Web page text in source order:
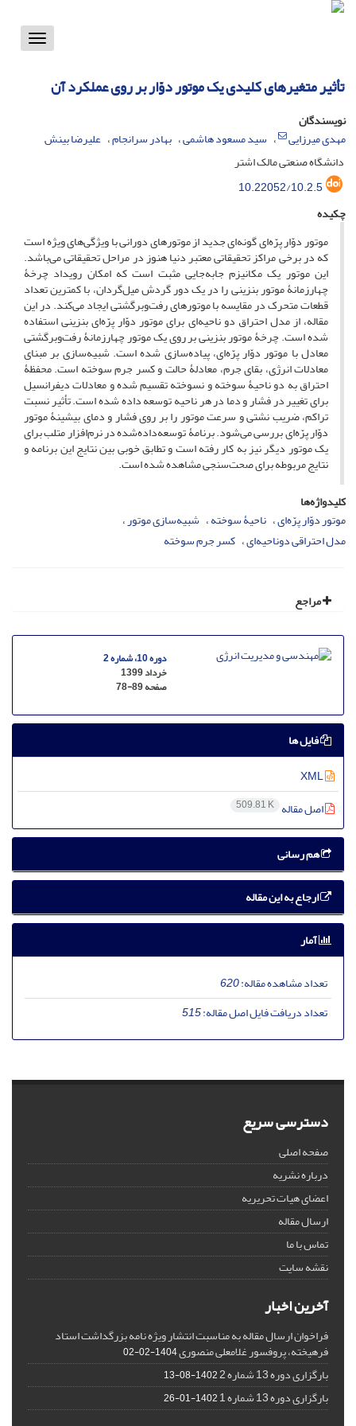
Toggle
تأثیر متغیرهای کلیدی یک موتور دوّار بر روی عملکرد آن
نویسندگان
مهدی میرزایی
سید مسعود هاشمی بهادر سرانجام علیرضا بینش
دانشگاه صنعتی مالک اشتر
10.22052/10.2.5
چکیده
موتور دوّار پرّه‌ای گونه‌ای جدید از موتورهای دورانی با ویژگی‌های ویژه است
که در برخی مراکز تحقیقاتی معتبر دنیا هنوز در مراحل تحقیقاتی می‌باشد.
این موتور یک مکانیزم جابه‌جایی مثبت است که امکان رویداد چرخۀ
چهارزمانۀ موتور بنزینی را در یک دور گردش میل‌گردان، با کمترین تعداد
قطعات متحرک در مقایسه با موتورهای رفت‌وبرگشتی ایجاد می‌کند. در این
مقاله، از مدل احتراق دو ناحیه‌ای برای موتور دوّار پرّه‌ای بنزینی استفاده
شده است. چرخۀ موتور بنزینی بر روی یک موتور چهارزمانۀ رفت‌وبرگشتی
معادل با موتور دوّار پرّه‌ای، پیاده‌سازی شده است. شبیه‌سازی بر مبنای
معادلات انرژی، بقای جرم، معادلۀ حالت و کسر جرم سوخته است. محفظۀ
احتراق به دو ناحیۀ سوخته و نسوخته تقسیم شده و معادلات دیفرانسیل
برای تغییر در فشار و دما در هر ناحیه توسعه داده شده است. تأثیر نسبت
تراکم، ضریب نشتی و سرعت موتور را بر روی فشار و دمای بیشینۀ موتور
دوّار پرّه‌ای بررسی می‌شود. برنامۀ توسعه‌داده‌شده در نرم‌افزار متلب برای
یک موتور دیگر نیز به کار رفته است و تطابق خوبی بین نتایج این برنامه و
نتایج مربوطه برای صحت‌سنجی مشاهده شده است.
کلیدواژه‌ها
موتور دوّار پرّه‌ای ناحیۀ سوخته شبیه‌سازی موتور
مدل احتراقی دوناحیه‌ای کسر جرم سوخته
مراجع
دوره 10، شماره 2
خرداد 1399
صفحه78-89
فایل ها
اصل مقاله 509.81 K
هم رسانی
ارجاع به این مقاله
آمار
تعداد مشاهده مقاله:620
تعداد دریافت فایل اصل مقاله:515
دسترسی سریع
صفحه اصلی
درباره نشریه
اعضای هیات تحریریه
ارسال مقاله
تماس با ما
نقشه سایت
آخرین اخبار
فراخوان ارسال مقاله به مناسبت انتشار ویژه نامه بزرگداشت استاد
فرهیخته، پروفسور غلامعلی منصوری1404-02-02
بارگزاری دوره 13 شماره 2 1402-08-13
بارگزاری دوره 13 شماره 1 1402-01-26